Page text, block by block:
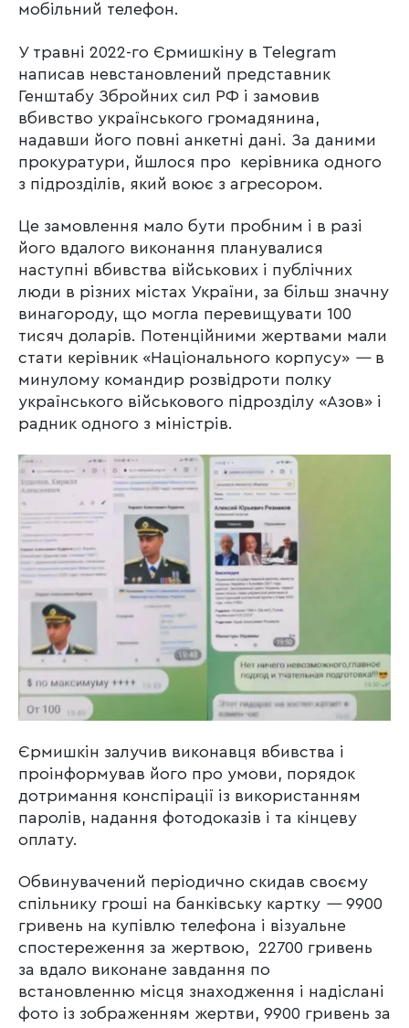
мобільний телефон.
У травні 2022-го Єрмишкіну в Telegram
написав невстановлений представник
Генштабу Збройних сил РФ і замовив
вбивство українського громадянина,
надавши його повні анкетні дані. За даними
прокуратури, йшлося про керівника одного
з підрозділів, який воює з агресором.
Це замовлення мало бути пробним і в разі
його вдалого виконання планувалися
наступні вбивства військових і публічних
люди в різних містах України, за більш значну
винагороду, що могла перевищувати 100
тисяч доларів. Потенційними жертвами мали
стати керівник «Національного корпусу» —в
минулому командир розвідроти полку
українського військового підрозділу «Азов» і
радник одного з міністрів.
Єрмишкін залучив виконавця вбивства і
проінформував його про умови, порядок
дотримання конспірації із використанням
паролів, надання фотодоказів і та кінцеву
оплату.
Обвинувачений періодично скидав своєму
спільнику гроші на банківську картку —9900
гривень на купівлю телефона і візуальне
спостереження за жертвою, 22700 гривень
за вдало виконане завдання по
встановленню місця знаходження і надіслані
фото із зображенням жертви, 9900 гривень за